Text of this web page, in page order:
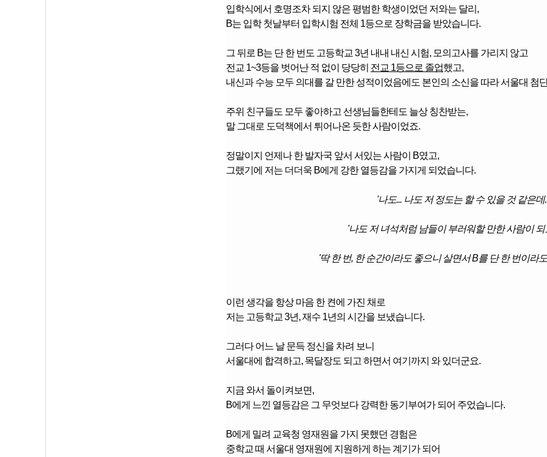
입학식에서 호명조차 되지 않은 평범한 학생이었던 저와는 달리,
B는 입학 첫날부터 입학시험 전체 1등으로 장학금을 받았습니다.
그 뒤로 B는 단 한 번도 고등학교 3년 내내 내신 시험, 모의고사를 가리지 않고
전교 1~3등을 벗어난 적 없이 당당히 전교 1등으로 졸업했고,
내신과 수능 모두 의대를 갈 만한 성적이었음에도 본인의 소신을 따라서울대 첨
주위 친구들도 모두 좋아하고 선생님들한테도 늘상 칭찬받는,
말 그대로 도덕책에서 튀어나온 듯한 사람이었죠.
정말이지 언제나 한 발자국 앞서 서있는 사람이 B였고,
그랬기에 저는 더더욱 B에게 강한 열등감을 가지게 되었습니다.
'나도... 나도 저 정도는 할 수 있을 것 같은데
'나도 저 녀석처럼 남들이 부러워할 만한 사람이 되
'딱 한 번, 한 순간이라도 좋으니살면서 B를 단 한 번이라
이런 생각을 항상 마음 한 켠에 가진 채로
저는 고등학교 3년, 재수 1년의 시간을 보냈습니다.
그러다 어느 날 문득 정신을 차려 보니
서울대에 합격하고, 목달장도 되고 하면서 여기까지 와 있더군요.
지금 와서 돌이켜보면,
B에게 느낀 열등감은 그 무엇보다 강력한 동기부여가 되어 주었습니다.
B에게 밀려 교육청 영재원을 가지 못했던 경험은
중학교 때 서울대 영재원에 지원하게 하는 계기가 되어